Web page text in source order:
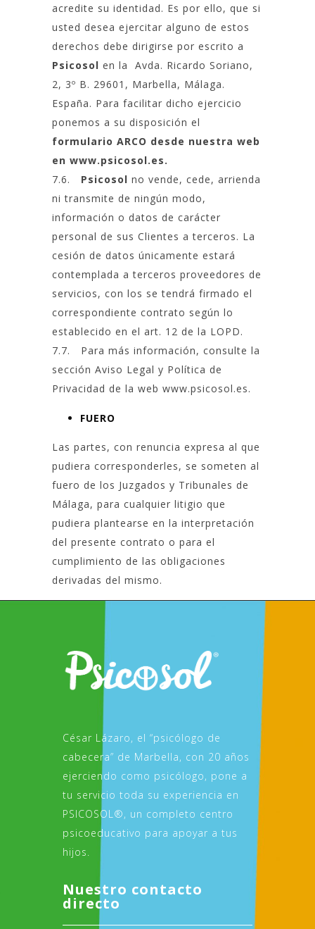
acredite su identidad. Es por ello, que si
usted desea ejercitar alguno de estos
derechos debe dirigirse por escrito a
Psicosol en la Avda. Ricardo Soriano,
2, 3º B. 29601, Marbella, Málaga.
España. Para facilitar dicho ejercicio
ponemos a su disposición el
formulario ARCO desde nuestra web
en www.psicosol.es.
7.6. Psicosol no vende, cede, arrienda
ni transmite de ningún modo,
información o datos de carácter
personal de sus Clientes a terceros. La
cesión de datos únicamente estará
contemplada a terceros proveedores de
servicios, con los se tendrá firmado el
correspondiente contrato según lo
establecido en el art. 12 de la LOPD.
7.7. Para más información, consulte la
sección Aviso Legal y Política de
Privacidad de la web www.psicosol.es.
FUERO
Las partes, con renuncia expresa al que
pudiera corresponderles, se someten al
fuero de los Juzgados y Tribunales de
Málaga, para cualquier litigio que
pudiera plantearse en la interpretación
del presente contrato o para el
cumplimiento de las obligaciones
derivadas del mismo.
César Lázaro, el “psicólogo de
cabecera” de Marbella, con 20 años
ejerciendo como psicólogo, pone a
tu servicio toda su experiencia en
PSICOSOL®, un completo centro
psicoeducativo para apoyar a tus
hijos.
Nuestro contacto
directo